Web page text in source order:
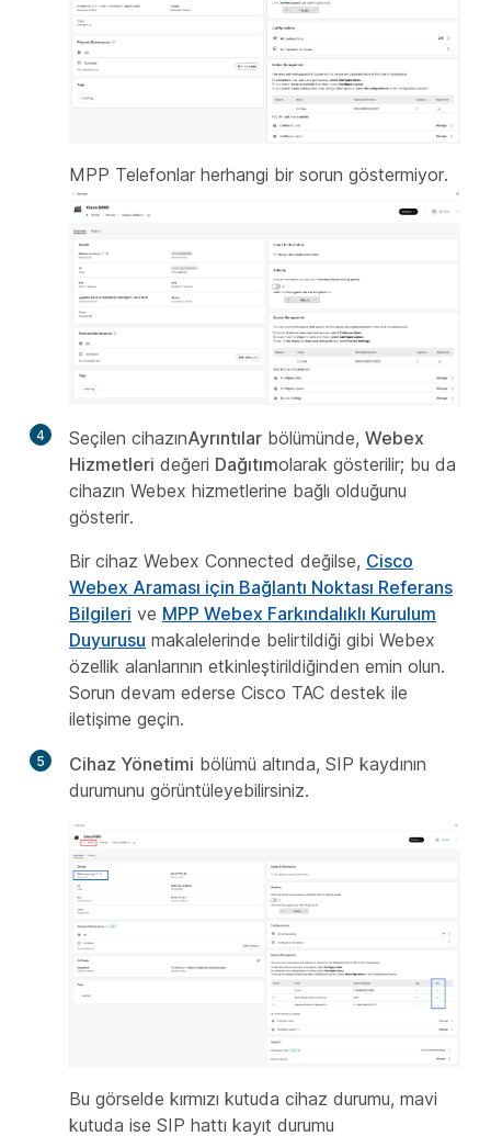
MPP Telefonlar herhangi bir sorun göstermiyor.
4 Seçilen cihazınAyrıntılar bölümünde, Webex
Hizmetleri değeri Dağıtımolarak gösterilir; bu da
cihazın Webex hizmetlerine bağlı olduğunu
gösterir.
Bir cihaz Webex Connected değilse, Cisco
Webex Araması için Bağlantı Noktası Referans
Bilgileri ve MPP Webex Farkındalıklı Kurulum
Duyurusu makalelerinde belirtildiği gibi Webex
özellik alanlarının etkinleştirildiğinden emin olun.
Sorun devam ederse Cisco TAC destek ile
iletişime geçin.
5 Cihaz Yönetimi bölümü altında, SIP kaydının
durumunu görüntüleyebilirsiniz.
Bu görselde kırmızı kutuda cihaz durumu, mavi
kutuda ise SIP hattı kayıt durumu